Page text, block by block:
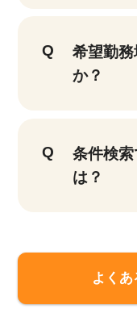
希望勤
か？
条件検
は？
よく
該当件数